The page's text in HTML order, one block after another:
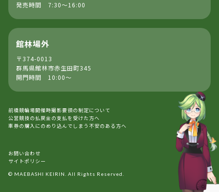
発売時間 7:30～16:00
館林場外
〒374-0013
群馬県館林市赤生田町345
開門時間 10:00～
前橋競輪場開催時撮影要領の制定について
公営競技の払戻金の支払を受けた方へ
車券の購入にのめり込んでしまう不安のある方へ
お問い合わせ
サイトポリシー
© MAEBASHI KEIRIN. All Rights Reserved.